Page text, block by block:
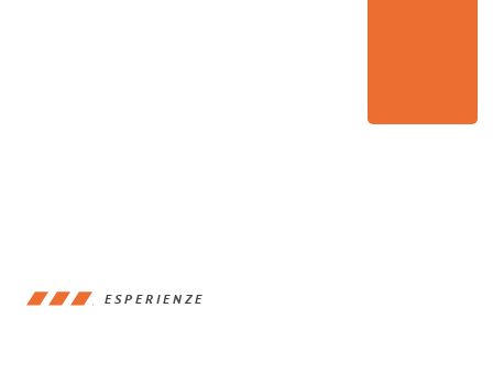
ESPERIENZE